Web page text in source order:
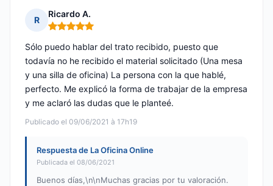
R
Ricardo A.
Nota: 5 de 5
Publicado el 09/06/2021 à 17h19
Sólo puedo hablar del trato recibido, puesto que
todavía no he recibido el material solicitado (Una mesa
y una silla de oficina) La persona con la que hablé,
perfecto. Me explicó la forma de trabajar de la empresa
y me aclaró las dudas que le planteé.
Respuesta de La Oficina Online
Publicada el 08/06/2021
Buenos días,\n\nMuchas gracias por tu valoración.